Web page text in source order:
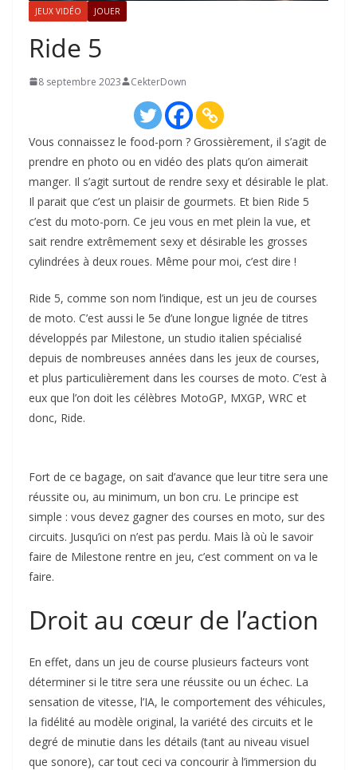
JEUX VIDÉO JOUER
Ride 5
8 septembre 2023 CekterDown
Vous connaissez le food-porn ? Grossièrement, il s’agit de
prendre en photo ou en vidéo des plats qu’on aimerait
manger. Il s’agit surtout de rendre sexy et désirable le plat.
Il parait que c’est un plaisir de gourmets. Et bien Ride 5
c’est du moto-porn. Ce jeu vous en met plein la vue, et
sait rendre extrêmement sexy et désirable les grosses
cylindrées à deux roues. Même pour moi, c’est dire !
Ride 5, comme son nom l’indique, est un jeu de courses
de moto. C’est aussi le 5e d’une longue lignée de titres
développés par Milestone, un studio italien spécialisé
depuis de nombreuses années dans les jeux de courses,
et plus particulièrement dans les courses de moto. C’est à
eux que l’on doit les célèbres MotoGP, MXGP, WRC et
donc, Ride.
Fort de ce bagage, on sait d’avance que leur titre sera une
réussite ou, au minimum, un bon cru. Le principe est
simple : vous devez gagner des courses en moto, sur des
circuits. Jusqu’ici on n’est pas perdu. Mais là où le savoir
faire de Milestone rentre en jeu, c’est comment on va le
faire.
Droit au cœur de l’action
En effet, dans un jeu de course plusieurs facteurs vont
déterminer si le titre sera une réussite ou un échec. La
sensation de vitesse, l’IA, le comportement des véhicules,
la fidélité au modèle original, la variété des circuits et le
degré de minutie dans les détails (tant au niveau visuel
que sonore), car tout ceci va concourir à l’immersion du